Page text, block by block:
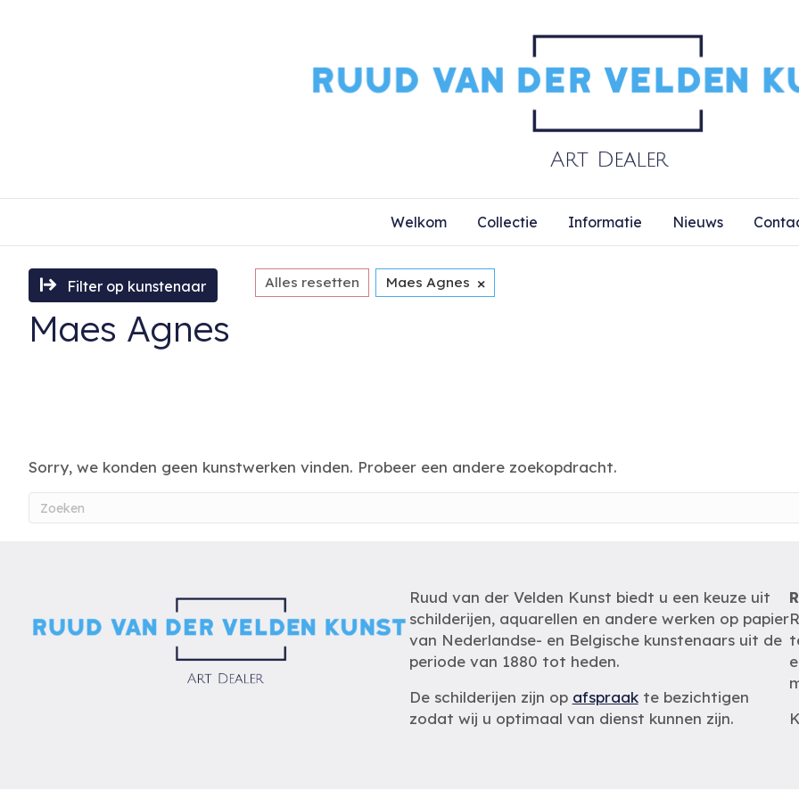
Welkom Collectie Informatie Nieuws
Filter op kunstenaar Alles resetten Maes Agnes ×
Maes Agnes
Sorry, we konden geen kunstwerken vinden. Probeer een andere zoekopdracht.
Ruud van der Velden Kunst biedt u een keuze uit
schilderijen, aquarellen en andere werken op papier
van Nederlandse- en Belgische kunstenaars uit de
periode van 1880 tot heden.
De schilderijen zijn op afspraakte bezichtigen
zodat wij u optimaal van dienst kunnen zijn.